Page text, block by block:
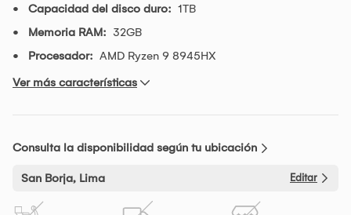
Capacidad del disco duro: 1TB
Memoria RAM: 32GB
Procesador: AMD Ryzen 9 8945HX
Ver más características
Consulta la disponibilidad según tu ubicación
San Borja, Lima Editar